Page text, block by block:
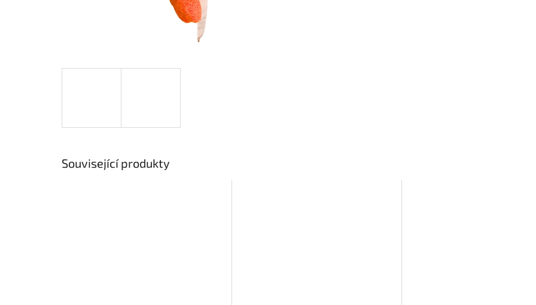
Související produkty